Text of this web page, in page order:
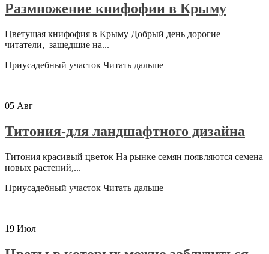
Размножение книфофии в Крыму
Цветущая книфофия в Крыму Добрый день дорогие
читатели, зашедшие на...
Приусадебный участок Читать дальше
05 Авг
Титония-для ландшафтного дизайна
Титония красивый цветок На рынке семян появляются семена
новых растений,...
Приусадебный участок Читать дальше
19 Июл